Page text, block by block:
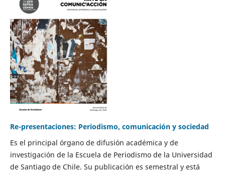
Re-presentaciones: Periodismo, comunicación y sociedad
Es el principal órgano de difusión académica y de
investigación de la Escuela de Periodismo de la Universidad
de Santiago de Chile. Su publicación es semestral y está